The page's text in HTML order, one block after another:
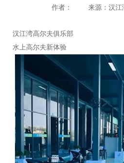
作者： 来源：汉江
汉江湾高尔夫俱乐部
水上高尔夫新体验